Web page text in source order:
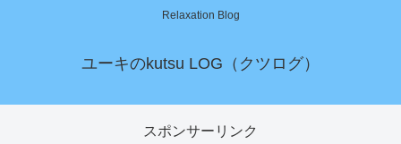
Relaxation Blog
ユーキのkutsu LOG（クツログ）
スポンサーリンク